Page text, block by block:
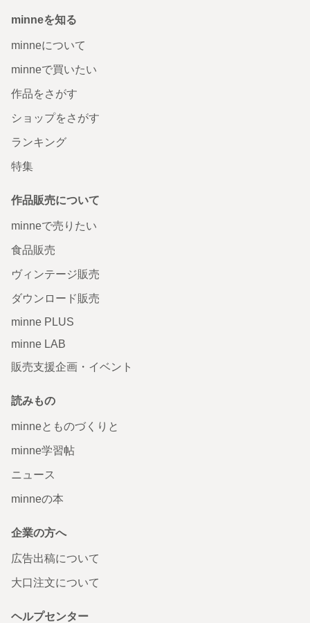
minneを知る
minneについて
minneで買いたい
作品をさがす
ショップをさがす
ランキング
特集
作品販売について
minneで売りたい
食品販売
ヴィンテージ販売
ダウンロード販売
minne PLUS
minne LAB
販売支援企画・イベント
読みもの
minneとものづくりと
minne学習帖
ニュース
minneの本
企業の方へ
広告出稿について
大口注文について
ヘルプセンター